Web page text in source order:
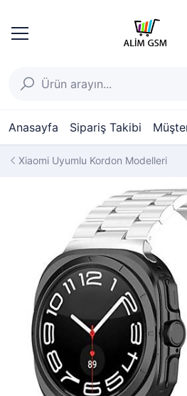
Anasayfa Sipariş Takibi
Xiaomi Uyumlu Kordon Modelleri